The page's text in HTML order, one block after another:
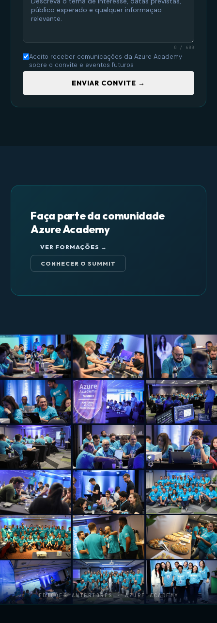
0 / 600
Aceito receber comunicações da Azure Academy
sobre o convite e eventos futuros
ENVIAR CONVITE →
Faça parte da comunidade
Azure Academy
VER FORMAÇÕES →
CONHECER O SUMMIT
EDIÇÕES ANTERIORES · AZURE ACADEMY